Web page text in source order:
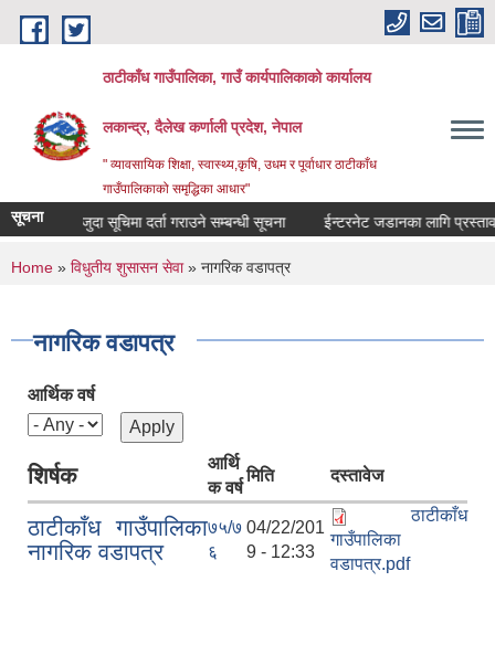
Skip to main content
ठाटीकाँध गाउँपालिका, गाउँ कार्यपालिकाको कार्यालय
लकान्द्र, दैलेख कर्णाली प्रदेश, नेपाल
" व्यावसायिक शिक्षा, स्वास्थ्य,कृषि, उधम र पूर्वाधार ठाटीकाँध
गाउँपालिकाको समृद्धिका आधार"
सूचना मौजुदा सूचिमा दर्ता गराउने सम्बन्धी सूचना ईन्टरनेट जडानका लागि
You are here
Home » विधुतीय शुसासन सेवा» नागरिक वडापत्र
नागरिक वडापत्र
आर्थिक वर्ष
शिर्षक
आर्थि
क वर्ष
मिति दस्तावेज
ठाटीकाँध गाउँपालिका
नागरिक वडापत्र
७५/७
६
04/22/201
9 - 12:33
ठाटीकाँध
गाउँपालिका
वडापत्र.pdf